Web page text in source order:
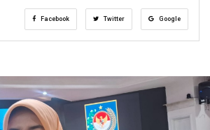
Facebook Twitter Google